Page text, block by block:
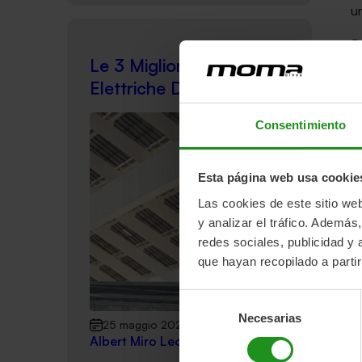
Consentimiento
Esta página web usa
Las cookies de este sitio
y analizar el tráfico.
redes sociales, publicidad y
que hayan recopilado a
de
consentimiento
Necesarias
Le 3 Migliori Bici
Elettriche Del 2022
25 maggio 2022
Albert Miro Leon